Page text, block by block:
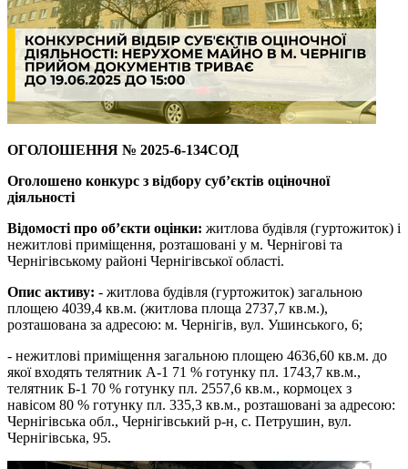
ОГОЛОШЕННЯ № 2025-6-134СОД
Оголошено конкурс з відбору суб’єктів оціночної
діяльності
Відомості про об’єкти оцінки: житлова будівля (гуртожиток) і
нежитлові приміщення, розташовані у м. Чернігові та
Чернігівському районі Чернігівської області.
Опис активу: - житлова будівля (гуртожиток) загальною
площею 4039,4 кв.м. (житлова площа 2737,7 кв.м.),
розташована за адресою: м. Чернігів, вул. Ушинського, 6;
- нежитлові приміщення загальною площею 4636,60 кв.м. до
якої входять телятник А-1 71 % готунку пл. 1743,7 кв.м.,
телятник Б-1 70 % готунку пл. 2557,6 кв.м., кормоцех з
навісом 80 % готунку пл. 335,3 кв.м., розташовані за адресою:
Чернігівська обл., Чернігівський р-н, с. Петрушин, вул.
Чернігівська, 95.